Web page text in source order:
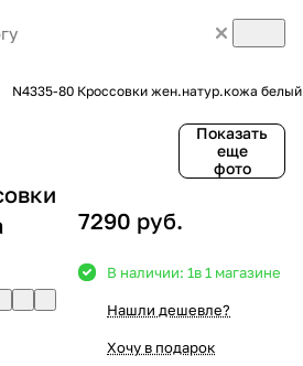
N4335-80 Кроссовки жен.натур.кожа белый
Показать
еще
фото
7290 руб.
В наличии: 1в 1 магазине
Нашли дешевле?
Хочу в подарок